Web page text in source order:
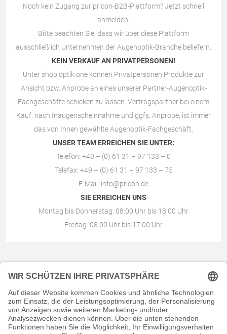
Noch kein Zugang zur pricon-B2B-Plattform? Jetzt schnell
anmelden!
Bitte beachten Sie, dass wir über diese Plattform
ausschließlich Unternehmen der Augenoptik-Branche beliefern.
KEIN VERKAUF AN PRIVATPERSONEN!
Unter shop.optik.one können Privatpersonen Produkte zur
Ansicht bzw. Anprobe an eines unserer Partner-Augenoptik-
Fachgeschäfte schicken zu lassen. Vertragspartner bei einem
Kauf, nach Inaugenscheinnahme und ggfs. Anprobe, ist immer
das von Ihnen gewählteAugenoptik-Fachgeschäft
UNSER TEAM ERREICHEN SIE UNTER:
Telefon: +49 – (0) 61 31 – 97 133 – 0
Telefax: +49 – (0) 61 31 – 97 133 – 75
E-Mail: info@pricon.de
SIE ERREICHEN UNS
Montag bis Donnerstag: 08:00 Uhr bis 18:00 Uhr
Freitag: 08:00 Uhr bis 17:00 Uhr